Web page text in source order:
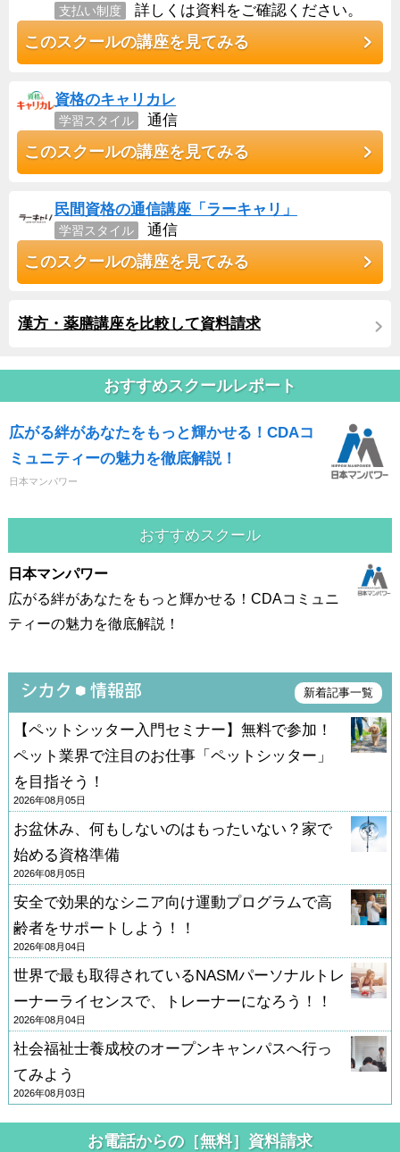
支払い制度 詳しくは資料をご確認ください。
このスクールの講座を見てみる
資格のキャリカレ
学習スタイル 通信
このスクールの講座を見てみる
民間資格の通信講座「ラーキャリ」
学習スタイル 通信
このスクールの講座を見てみる
漢方・薬膳講座を比較して資料請求
おすすめスクールレポート
広がる絆があなたをもっと輝かせる！CDAコ
ミュニティーの魅力を徹底解説！
日本マンパワー
おすすめスクール
日本マンパワー
広がる絆があなたをもっと輝かせる！CDAコミュニ
ティーの魅力を徹底解説！
新着記事一覧
【ペットシッター入門セミナー】無料で参加！
ペット業界で注目のお仕事「ペットシッター」
を目指そう！
2026年08月05日
お盆休み、何もしないのはもったいない？家で
始める資格準備
2026年08月05日
安全で効果的なシニア向け運動プログラムで高
齢者をサポートしよう！！
2026年08月04日
世界で最も取得されているNASMパーソナルトレ
ーナーライセンスで、トレーナーになろう！！
2026年08月04日
社会福祉士養成校のオープンキャンパスへ行っ
てみよう
2026年08月03日
お電話からの［無料］資料請求